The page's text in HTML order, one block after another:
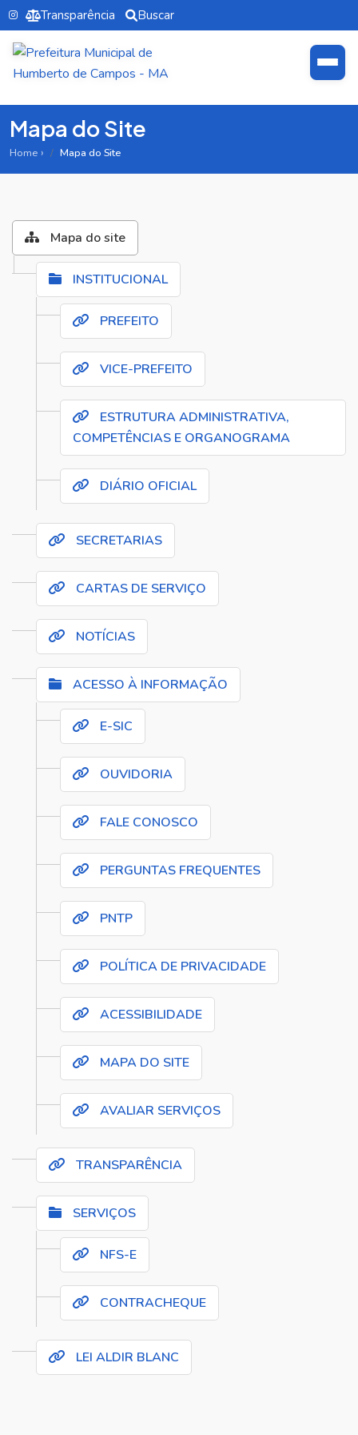
Transparência Buscar
Mapa do Site
Home Mapa do Site
Mapa do site
INSTITUCIONAL
PREFEITO
VICE-PREFEITO
ESTRUTURA ADMINISTRATIVA,
COMPETÊNCIAS E ORGANOGRAMA
DIÁRIO OFICIAL
SECRETARIAS
CARTAS DE SERVIÇO
NOTÍCIAS
ACESSO À INFORMAÇÃO
E-SIC
OUVIDORIA
FALE CONOSCO
PERGUNTAS FREQUENTES
PNTP
POLÍTICA DE PRIVACIDADE
ACESSIBILIDADE
MAPA DO SITE
AVALIAR SERVIÇOS
TRANSPARÊNCIA
SERVIÇOS
NFS-E
CONTRACHEQUE
LEI ALDIR BLANC